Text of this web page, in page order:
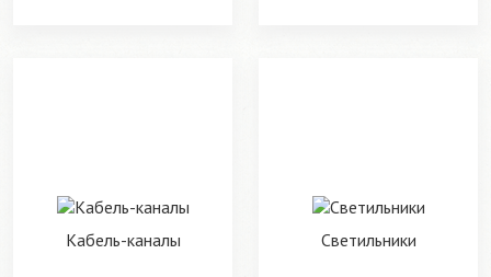
Кабель-каналы Светильники